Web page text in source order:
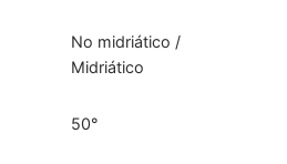
No midriático /
Midriático
50°